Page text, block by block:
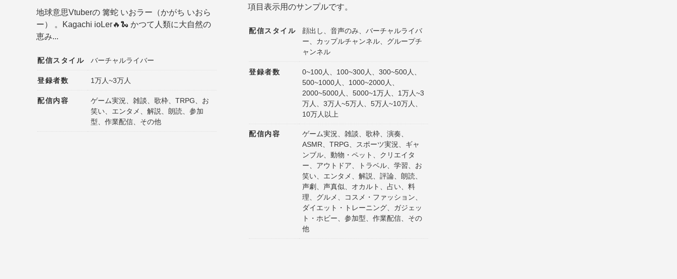
ー
地球意思Vtuberの 篝蛇 いおラー（かがち いおら
ー） 。Kagachi ioLer🔥🐍 かつて人類に大自然の
恵み...
配信スタイル バーチャルライバー
登録者数 1万人~3万人
配信内容
ゲーム実況、雑談、歌枠、TRPG、お
笑い、エンタメ、解説、朗読、参加
型、作業配信、その他
項目表示用のサンプルです。
配信スタイル
顔出し、音声のみ、バーチャルライバ
ー、カップルチャンネル、グループチ
ャンネル
登録者数
0~100人、100~300人、300~500人、
500~1000人、1000~2000人、
2000~5000人、5000~1万人、1万人~3
万人、3万人~5万人、5万人~10万人、
10万人以上
配信内容
ゲーム実況、雑談、歌枠、演奏、
ASMR、TRPG、スポーツ実況、ギャ
ンブル、動物・ペット、クリエイタ
ー、アウトドア、トラベル、学習、お
笑い、エンタメ、解説、評論、朗読、
声劇、声真似、オカルト、占い、料
理、グルメ、コスメ・ファッション、
ダイエット・トレーニング、ガジェッ
ト・ホビー、参加型、作業配信、その
他